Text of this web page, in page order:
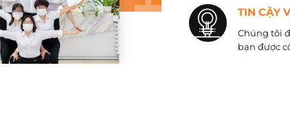
TIN CẬY
Chúng tôi
bạn được